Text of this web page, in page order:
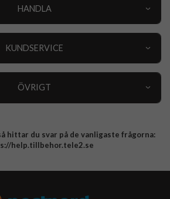
HANDLA
KUNDSERVICE
ÖVRIGT
hittar du svar på de vanligaste frågorna:
help.tillbehor.tele2.se